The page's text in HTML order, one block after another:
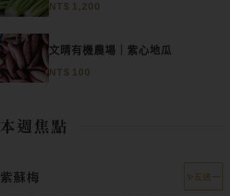
NT$ 1,200
文晴有機農場｜紫心地瓜
NT$ 100
本週焦點
紫蘇梅 ✨五送一